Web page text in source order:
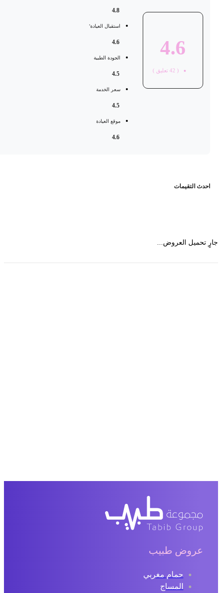
4.6
42 تعليق )
استقبال العيادة'
الجودة الطبية
سعر الخدمة
موقع العيادة
التقيمات
تحميل العروض...
عروض طبيب
حمام مغربي
المساج